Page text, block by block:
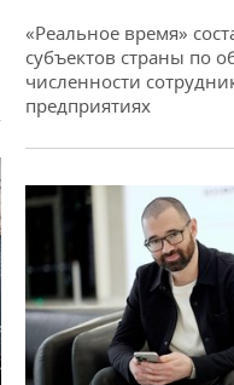
«Реальное время»
субъектов страны по
численности
предприятиях